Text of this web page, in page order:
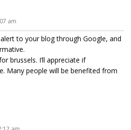
am
to your blog through Google, and
brussels. I’ll appreciate if
Many people will be benefited from